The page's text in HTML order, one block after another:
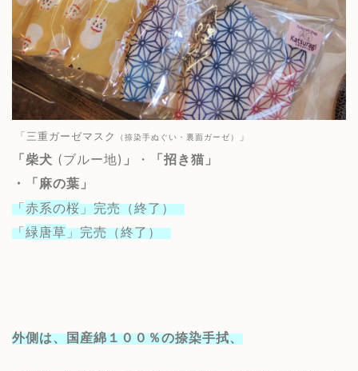
「三重ガーゼマスク （捺染手ぬぐい・裏面ガーゼ） 」
「柴犬 (ブルー地) 」 ・
「招き猫」
・「麻の葉 」
「赤系の桜」完売（終了）
「緑唐草」完売（終了）
外側は、国産綿１００％の捺染手拭、